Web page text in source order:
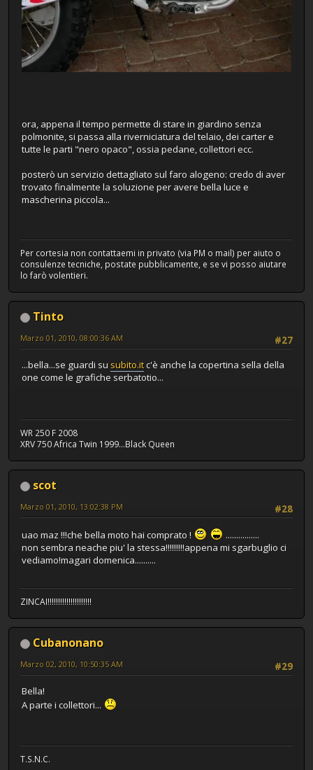
ora, appena il tempo permette di stare in giardino senza
polmonite, si passa alla riverniciatura del telaio, dei carter e
tutte le parti "nero opaco", ossia pedane, collettori ecc.
posterò un servizio dettagliato sul faro alogeno: credo di aver
trovato finalmente la soluzione per avere bella luce e
mascherina piccola...
Per cortesia non contattaemi in privato (via PM o mail) per aiuto o
consulenze tecniche, postate pubblicamente, e se vi posso aiutare
lo farò volentieri.
Tinto
#27
Marzo 01, 2010, 08:00:36 AM
...bella...se guardi su subito.itc'è anche la copertina sella della
one come le grafiche serbatotio...
WR 250 F 2008
XRV 750 Africa Twin 1999...Black Queen
scot
#28
Marzo 01, 2010, 13:02:38 PM
uao maz !!!che bella moto hai comprato !
................
non sembra neache piu' la stessa!!!!!!!!!appena mi sgarbuglio ci
vediamo!magari domenica..........
ZINCAI!!!!!!!!!!!!!!!!!!!!!
Cubanonano
#29
Marzo 02, 2010, 10:50:35 AM
Bella!
A parte i collettori...
T.S.N.C.